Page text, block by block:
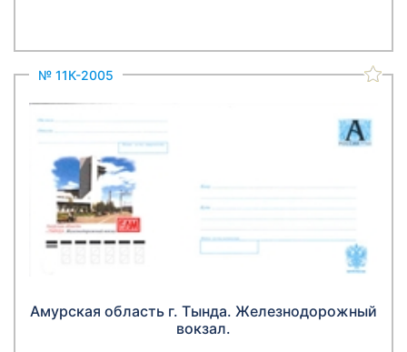
№ 11К-2005
Амурская область г. Тында. Железнодорожный
вокзал.